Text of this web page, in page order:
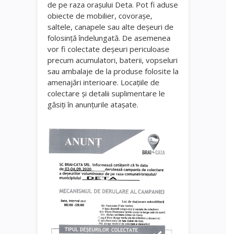
de pe raza orașului Deta. Pot fi aduse
obiecte de mobilier, covorașe,
saltele, canapele sau alte deșeuri de
folosință îndelungată. De asemenea
vor fi colectate deșeuri periculoase
precum acumulatori, baterii, vopseluri
sau ambalaje de la produse folosite la
amenajări interioare. Locațiile de
colectare și detalii suplimentare le
găsiți în anunțurile atașate.